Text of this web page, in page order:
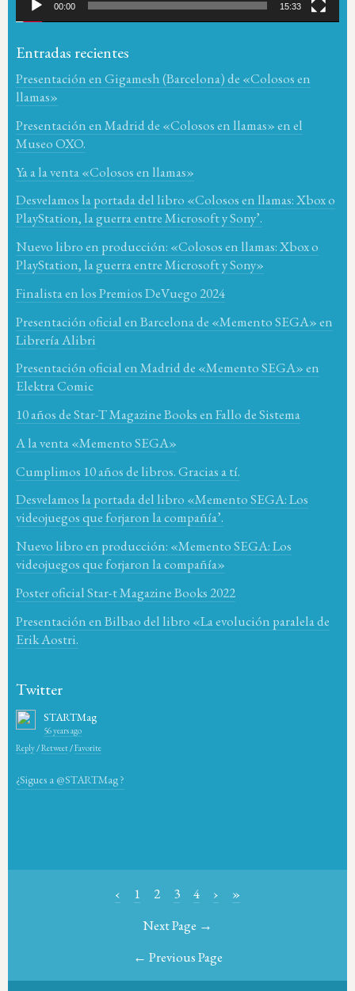
00:00 15:33
Entradas recientes
Presentación en Gigamesh (Barcelona) de «Colosos en
llamas»
Presentación en Madrid de «Colosos en llamas» en el
Museo OXO.
Ya a la venta «Colosos en llamas»
Desvelamos la portada del libro «Colosos en llamas: Xbox o
PlayStation, la guerra entre Microsoft y Sony’.
Nuevo libro en producción: «Colosos en llamas: Xbox o
PlayStation, la guerra entre Microsoft y Sony»
Finalista en los Premios DeVuego 2024
Presentación oficial en Barcelona de «Memento SEGA» en
Librería Alibri
Presentación oficial en Madrid de «Memento SEGA» en
Elektra Comic
10 años de Star-T Magazine Books en Fallo de Sistema
A la venta «Memento SEGA»
Cumplimos 10 años de libros. Gracias a tí.
Desvelamos la portada del libro «Memento SEGA: Los
videojuegos que forjaron la compañía’.
Nuevo libro en producción: «Memento SEGA: Los
videojuegos que forjaron la compañía»
Poster oficial Star-t Magazine Books 2022
Presentación en Bilbao del libro «La evolución paralela de
Erik Aostri.
Twitter
STARTMag
56 years ago
Reply/Retweet/Favorite
¿Sigues a @STARTMag ?
‹ 1 2 3 4 ›
»
Next Page →
← Previous Page